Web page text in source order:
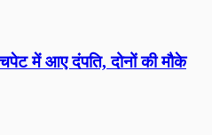
में आए दंपति, दोनों की मौके